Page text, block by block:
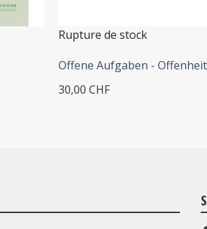
Rupture de stock
Offene Aufgaben -
30,00 CHF